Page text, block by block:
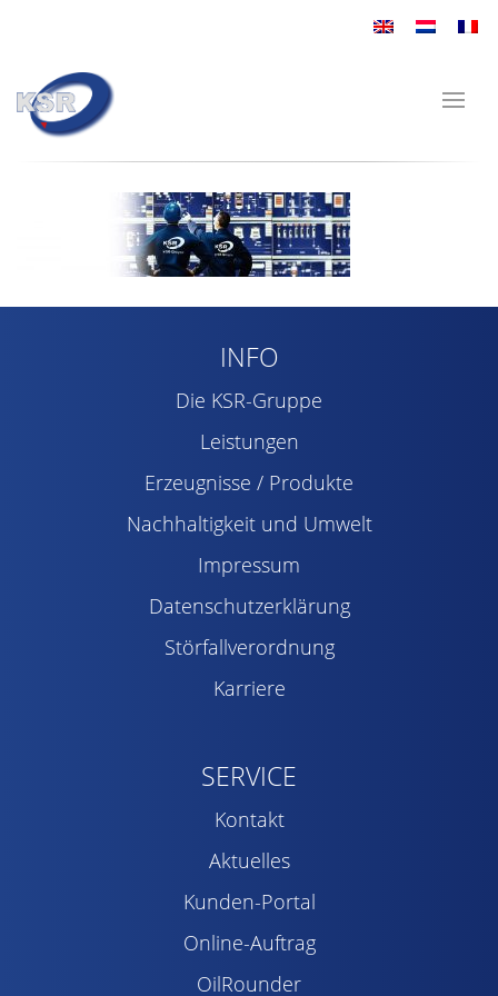
INFO
Die KSR-Gruppe
Leistungen
Erzeugnisse / Produkte
Nachhaltigkeit und Umwelt
Impressum
Datenschutzerklärung
Störfallverordnung
Karriere
SERVICE
Kontakt
Aktuelles
Kunden-Portal
Online-Auftrag
OilRounder